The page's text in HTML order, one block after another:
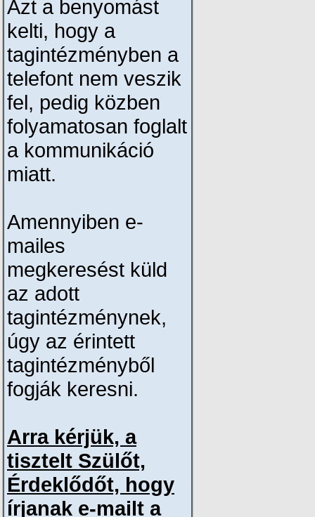
Azt a benyomást
kelti, hogy a
tagintézményben a
telefont nem veszik
fel, pedig közben
folyamatosan foglalt
a kommunikáció
miatt.
Amennyiben e-
mailes
megkeresést küld
az adott
tagintézménynek,
úgy az érintett
tagintézményből
fogják keresni.
Arra kérjük, a
tisztelt Szülőt,
Érdeklődőt, hogy
írjanak e-mailt a